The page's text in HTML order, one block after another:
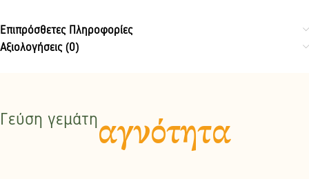
Επιπρόσθετες Πληροφορίες
Αξιολογήσεις (0)
Γεύση γεμάτηαγνότητα